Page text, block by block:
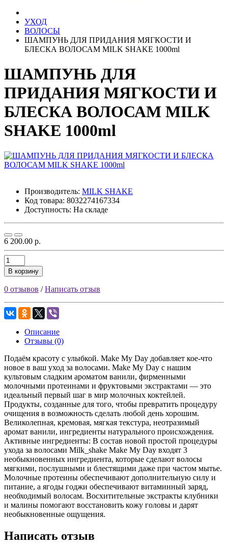
УХОД
ВОЛОСЫ
ШАМПУНЬ ДЛЯ ПРИДАНИЯ МЯГКОСТИ И
БЛЕСКА ВОЛОСАМ MILK SHAKE 1000ml
ШАМПУНЬ ДЛЯ
ПРИДАНИЯ МЯГКОСТИ И
БЛЕСКА ВОЛОСАМ MILK
SHAKE 1000ml
Производитель: MILK SHAKE
Код товара: 8032274167334
Доступность: На складе
6 200.00 р.
В корзину
0 отзывов /Написать отзыв
Описание
Отзывы (0)
Подаём красоту с улыбкой. Make My Day добавляет кое-что
новое в ваш уход за волосами. Make My Day с нашим
культовым сладким ароматом ванили, фирменными
молочными протеинами и фруктовыми экстрактами — это
идеальный первый шаг в мир молочных коктейлей.
Продукты, созданные для того, чтобы превратить процедуру
очищения в возможность сделать любой день хорошим.
Великолепная, кремовая, мягкая текстура, неотразимый
аромат ванили, ингредиенты натурального происхождения.
Активные ингредиенты: В состав новой простой процедуры
ухода за волосами Milk_shake Make My Day входят 3
необыкновенных ингредиента, которые сделают волосы
мягкими, послушными и блестящими даже при частом мытье.
Молочные протеины обеспечивают дополнительную силу и
питание, а ягоды годжи обеспечивают витаминный заряд,
необходимый волосам. Восхитительные экстракты клубники
и малины помогают восстановить кожу головы и дарят
необыкновенные ощущения.
Написать отзыв